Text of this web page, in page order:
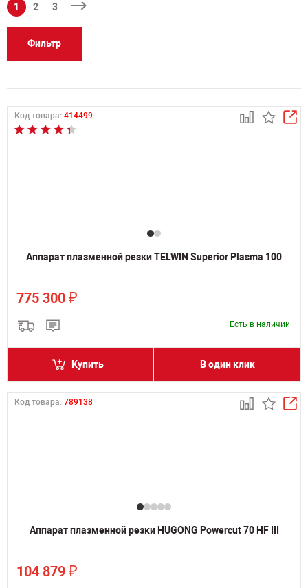
1 2 3
Фильтр
Код товара: 414499
Аппарат плазменной резки TELWIN Superior Plasma 100
775 300 ₽
Есть в наличии
Купить В один клик
Код товара: 789138
Аппарат плазменной резки HUGONG Powercut 70 HF III
104 879 ₽